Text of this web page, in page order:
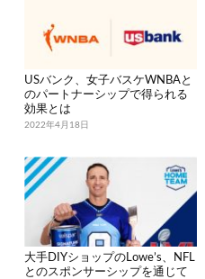
2022年4月18日
USバンク、女子バスケWNBAと
のパートナーシップで得られる
効果とは
大手DIYショップのLowe’s、NFL
とのスポンサーシップを通じて